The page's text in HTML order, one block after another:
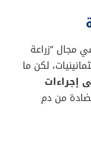
مجال “زراعة
لكن ما
إجراءات
من دم